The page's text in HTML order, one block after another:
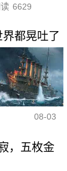
6629
都晃吐了
08-03
，五枚金